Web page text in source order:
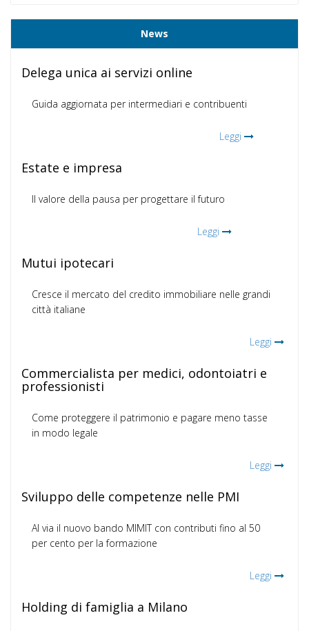
News
Delega unica ai servizi online
Guida aggiornata per intermediari e contribuenti
Leggi
Estate e impresa
Il valore della pausa per progettare il futuro
Leggi
Mutui ipotecari
Cresce il mercato del credito immobiliare nelle grandi
città italiane
Leggi
Commercialista per medici, odontoiatri e
professionisti
Come proteggere il patrimonio e pagare meno tasse
in modo legale
Leggi
Sviluppo delle competenze nelle PMI
Al via il nuovo bando MIMIT con contributi fino al 50
per cento per la formazione
Leggi
Holding di famiglia a Milano